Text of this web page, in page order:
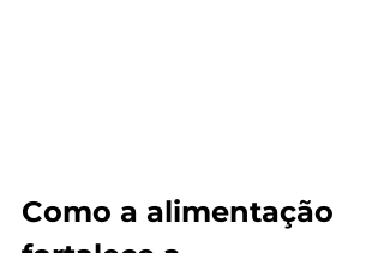
Como a alimentação